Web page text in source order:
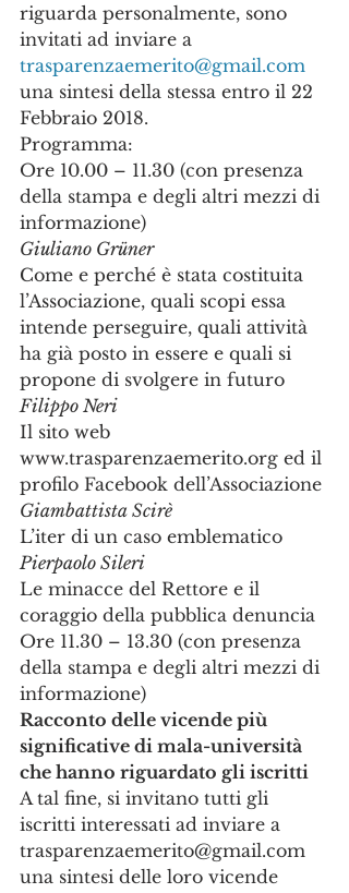
riguarda personalmente, sono
invitati ad inviare a
trasparenzaemerito@gmail.com
una sintesi della stessa entro il 22
Febbraio 2018.
Programma:
Ore 10.00 – 11.30 (con presenza
della stampa e degli altri mezzi di
informazione)
Giuliano Grüner
Come e perché è stata costituita
l’Associazione, quali scopi essa
intende perseguire, quali attività
ha già posto in essere e quali si
propone di svolgere in futuro
Filippo Neri
Il sito web
www.trasparenzaemerito.org ed il
profilo Facebook dell’Associazione
Giambattista Scirè
L’iter di un caso emblematico
Pierpaolo Sileri
Le minacce del Rettore e il
coraggio della pubblica denuncia
Ore 11.30 – 13.30 (con presenza
della stampa e degli altri mezzi di
informazione)
Racconto delle vicende più
significative di mala-università
che hanno riguardato gli iscritti
A tal fine, si invitano tutti gli
iscritti interessati ad inviare a
trasparenzaemerito@gmail.com
una sintesi delle loro vicende